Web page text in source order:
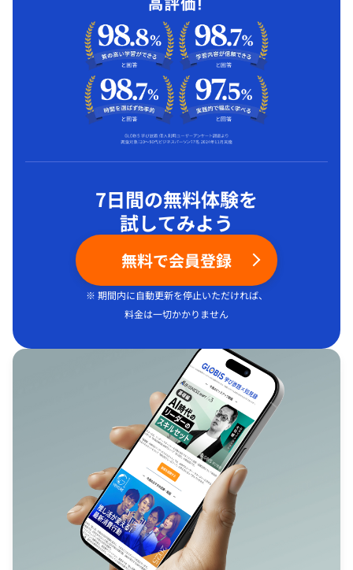
7日間の無料体験を
試してみよう
無料で会員登録
※ 期間内に自動更新を停止いただければ、
料金は一切かかりません